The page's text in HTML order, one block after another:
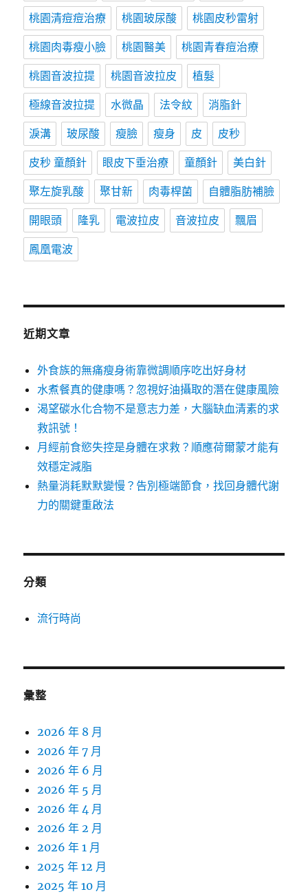
桃園清痘痘治療 桃園玻尿酸 桃園皮秒雷射
桃園肉毒瘦小臉 桃園醫美 桃園青春痘治療
桃園音波拉提 桃園音波拉皮 植髮
極線音波拉提 水微晶 法令紋 消脂針
淚溝 玻尿酸 瘦臉 瘦身 皮 皮秒
皮秒 童顏針 眼皮下垂治療 童顏針 美白針
聚左旋乳酸 聚甘新 肉毒桿菌 自體脂肪補臉
開眼頭 隆乳 電波拉皮 音波拉皮 飄眉
鳳凰電波
近期文章
外食族的無痛瘦身術靠微調順序吃出好身材
水煮餐真的健康嗎？忽視好油攝取的潛在健康風險
渴望碳水化合物不是意志力差，大腦缺血清素的求
救訊號！
月經前食慾失控是身體在求救？順應荷爾蒙才能有
效穩定減脂
熱量消耗默默變慢？告別極端節食，找回身體代謝
力的關鍵重啟法
分類
流行時尚
彙整
2026 年 8 月
2026 年 7 月
2026 年 6 月
2026 年 5 月
2026 年 4 月
2026 年 2 月
2026 年 1 月
2025 年 12 月
2025 年 10 月